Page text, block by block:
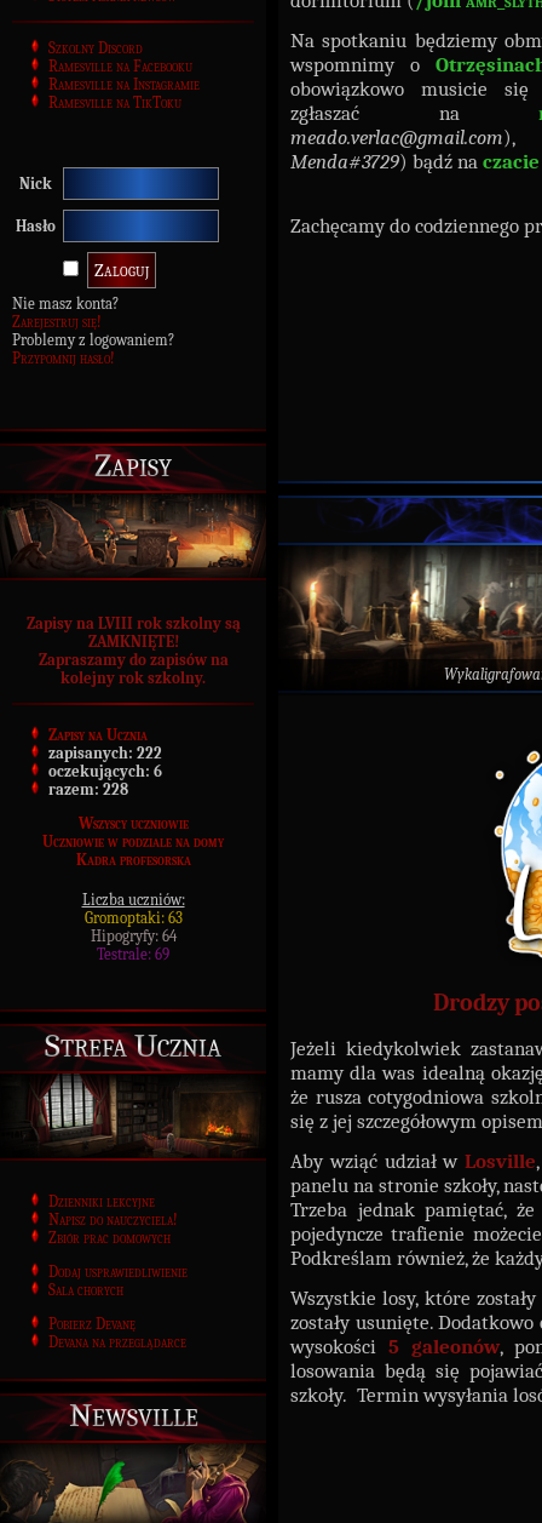
Szkolny Discord
Ramesville na Facebooku
Ramesville na Instagramie
Ramesville na TikToku
Nick
Hasło
Nie masz konta?
Zarejestruj się!
Problemy z logowaniem?
Przypomnij hasło!
Zapisy
Zapisy na LVIII rok szkolny są
ZAMKNIĘTE!
Zapraszamy do zapisów na
kolejny rok szkolny.
Zapisy na Ucznia
zapisanych: 222
oczekujących: 6
razem: 228
Wszyscy uczniowie
Uczniowie w podziale na domy
Kadra profesorska
Liczba uczniów:
Gromoptaki: 63
Hipogryfy: 64
Testrale: 69
Strefa Ucznia
Dzienniki lekcyjne
Napisz do nauczyciela!
Zbiór prac domowych
Dodaj usprawiedliwienie
Sala chorych
Pobierz Devanę
Devana na przeglądarce
Newsville
Na spotkaniu będziemy
wspomnimy o
obowiązkowo musicie się
zgłaszać na
meado.verlac@gmail.com
Menda#3729) bądź na czacie
Zachęcamy do codziennego
Drodzy
Jeżeli kiedykolwiek
mamy dla was idealną
że rusza cotygodniowa
się z jej szczegółowym
Aby wziąć udział w Losville
panelu na stronie szkoły,
Trzeba jednak pamiętać,
pojedyncze trafienie
Podkreślam również, że
Wszystkie losy, które
zostały usunięte.
wysokości 5 galeonów,
losowania będą się
szkoły. Termin wysyłania